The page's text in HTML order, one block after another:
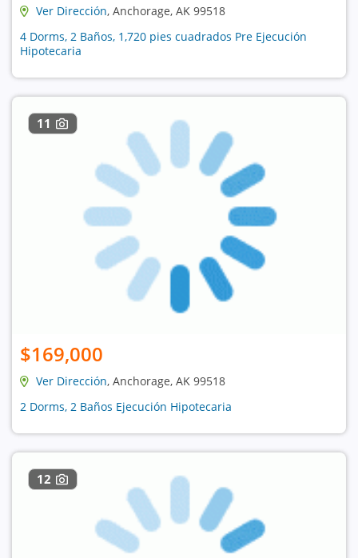
Ver Dirección, Anchorage, AK 99518
4 Dorms, 2 Baños, 1,720 pies cuadrados Pre Ejecución
Hipotecaria
11
$169,000
Ver Dirección, Anchorage, AK 99518
2 Dorms, 2 Baños Ejecución Hipotecaria
12